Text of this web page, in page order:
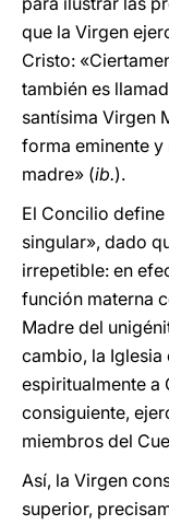
que la Virgen
Cristo:
también es
santísima Virgen
forma eminente
madre» (ib.).
El Concilio
singular», dado
irrepetible: en
función materna
Madre del
cambio, la Iglesia
espiritualmente a
consiguiente,
miembros del
Así, la Virgen
superior,